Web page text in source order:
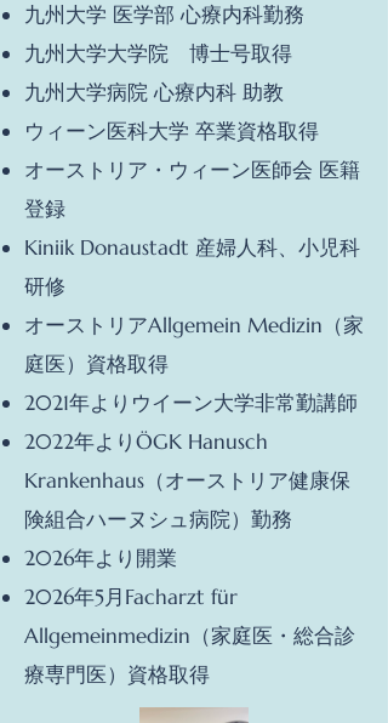
九州大学 医学部 心療内科勤務
​​九州大学大学院 博士号取得
九州大学病院 心療内科 助教​
ウィーン医科大学 卒業資格取得
​オーストリア・ウィーン医師会 医籍
登録
Kiniik Donaustadt 産婦人科、小児科
研修
​オーストリアAllgemein Medizin（家
庭医）資格取得​​​
​2021年よりウイーン大学非常勤講師
2022年よりÖGK Hanusch
Krankenhaus（オーストリア健康保
険組合ハーヌシュ病院）勤務
2026年より開業
2026年5月Facharzt für
Allgemeinmedizin（家庭医・総合診
療専門医）資格取得